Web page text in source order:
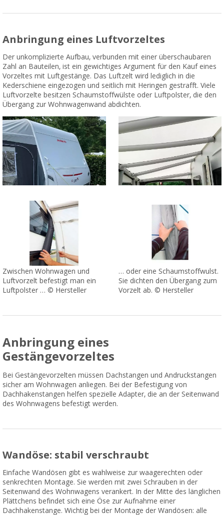
Anbringung eines Luftvorzeltes
Der unkomplizierte Aufbau, verbunden mit einer überschaubaren
Zahl an Bauteilen, ist ein gewichtiges Argument für den Kauf eines
Vorzeltes mit Luftgestänge. Das Luftzelt wird lediglich in die
Kederschiene eingezogen und seitlich mit Heringen gestrafft. Viele
Luftvorzelte besitzen Schaumstoffwülste oder Luftpolster, die den
Übergang zur Wohnwagenwand abdichten.
Zwischen Wohnwagen und
Luftvorzelt befestigt man ein
Luftpolster … © Hersteller
… oder eine Schaumstoffwulst.
Sie dichten den Übergang zum
Vorzelt ab. © Hersteller
Anbringung eines
Gestängevorzeltes
Bei Gestängevorzelten müssen Dachstangen und Andruckstangen
sicher am Wohnwagen anliegen. Bei der Befestigung von
Dachhakenstangen helfen spezielle Adapter, die an der Seitenwand
des Wohnwagens befestigt werden.
Wandöse: stabil verschraubt
Einfache Wandösen gibt es wahlweise zur waagerechten oder
senkrechten Montage. Sie werden mit zwei Schrauben in der
Seitenwand des Wohnwagens verankert. In der Mitte des länglichen
Plättchens befindet sich eine Öse zur Aufnahme einer
Dachhakenstange. Wichtig bei der Montage der Wandösen: alle